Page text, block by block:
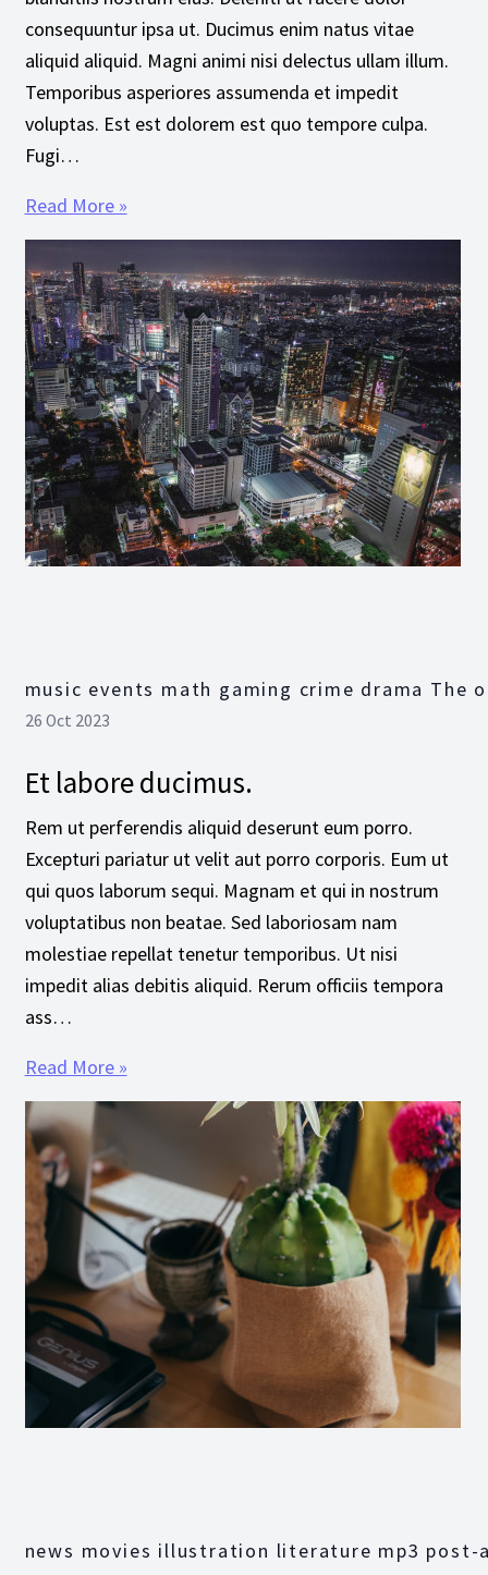
consequuntur ipsa ut. Ducimus enim natus vitae
aliquid aliquid. Magni animi nisi delectus ullam illum.
Temporibus asperiores assumenda et impedit
voluptas. Est est dolorem est quo tempore culpa.
Fugi…
Read More »
music events math gaming crime drama The
26 Oct 2023
Et labore ducimus.
Rem ut perferendis aliquid deserunt eum porro.
Excepturi pariatur ut velit aut porro corporis. Eum ut
qui quos laborum sequi. Magnam et qui in nostrum
voluptatibus non beatae. Sed laboriosam nam
molestiae repellat tenetur temporibus. Ut nisi
impedit alias debitis aliquid. Rerum officiis tempora
ass…
Read More »
news movies illustration literature mp3